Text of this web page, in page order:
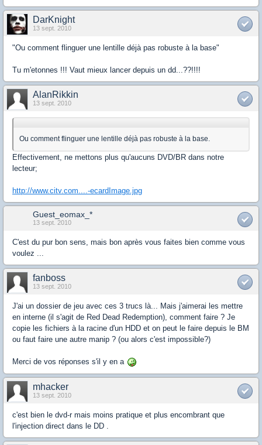
DarKnight
13 sept. 2010
"Ou comment flinguer une lentille déjà pas robuste à la base"
Tu m'etonnes !!! Vaut mieux lancer depuis un dd...??!!!!
AlanRikkin
13 sept. 2010
Ou comment flinguer une lentille déjà pas robuste à la base.
Effectivement, ne mettons plus qu'aucuns DVD/BR dans notre
lecteur;
http://www.citv.com....-ecardImage.jpg
Guest_eomax_*
13 sept. 2010
C'est du pur bon sens, mais bon après vous faites bien comme vous
voulez ...
fanboss
13 sept. 2010
J'ai un dossier de jeu avec ces 3 trucs là... Mais j'aimerai les mettre
en interne (il s'agit de Red Dead Redemption), comment faire ? Je
copie les fichiers à la racine d'un HDD et on peut le faire depuis le BM
ou faut faire une autre manip ? (ou alors c'est impossible?)
Merci de vos réponses s'il y en a
mhacker
13 sept. 2010
c'est bien le dvd-r mais moins pratique et plus encombrant que
l'injection direct dans le DD .